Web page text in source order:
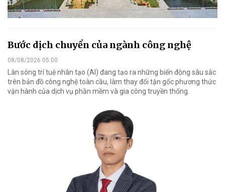
Bước dịch chuyển của ngành công nghệ
08/08/2026 05:00
Làn sóng trí tuệ nhân tạo (AI) đang tạo ra những biến động sâu sắc
trên bản đồ công nghệ toàn cầu, làm thay đổi tận gốc phương thức
vận hành của dịch vụ phần mềm và gia công truyền thống.